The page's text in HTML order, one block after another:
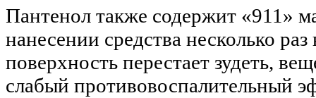
Пантенол также содержит «911»
нанесении средства несколько
поверхность перестает зудеть,
слабый противовоспалительный